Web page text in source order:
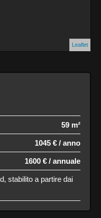
Leaflet
59 m²
1045 € / anno
1600 € / annuale
stabilito a partire dai